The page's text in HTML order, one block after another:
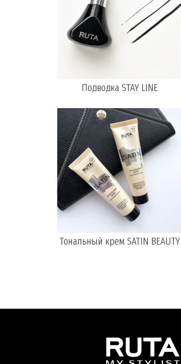
Подводка STAY LINE
Тональный крем SATIN BEAUTY